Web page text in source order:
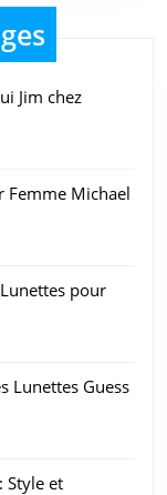
Jim chez
Femme Michael
pour
Lunettes Guess
Style et